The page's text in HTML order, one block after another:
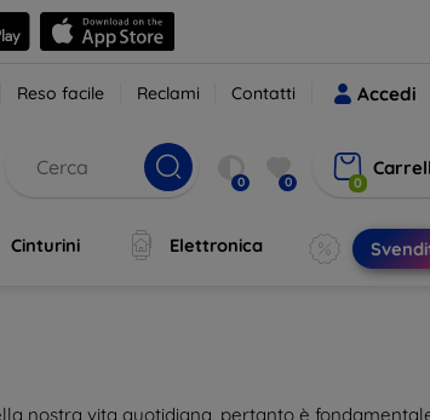
Reso facile Reclami Contatti Accedi
0 0 0
Cinturini Elettronica
nostra vita quotidiana, pertanto è